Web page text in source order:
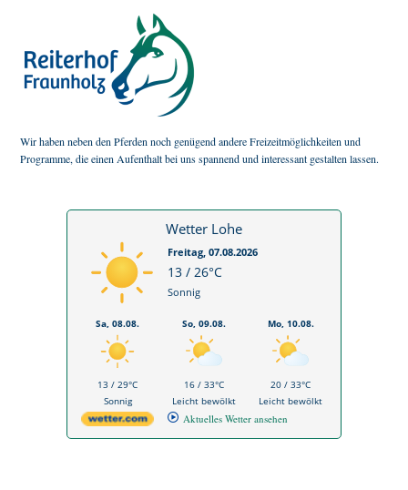
Wir haben neben den Pferden noch genügend andere Freizeitmöglichkeiten und
Programme, die einen Aufenthalt bei uns spannend und interessant gestalten lassen.
Wetter Lohe
Freitag, 07.08.2026
13 / 26°C
Sonnig
Sa, 08.08.
13 / 29°C
Sonnig
So, 09.08.
16 / 33°C
Leicht bewölkt
Mo, 10.08.
20 / 33°C
Leicht bewölkt
Aktuelles Wetter ansehen